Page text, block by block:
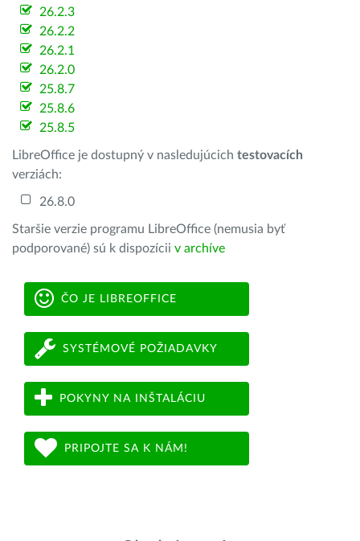
26.2.3
26.2.2
26.2.1
26.2.0
25.8.7
25.8.6
25.8.5
LibreOffice je dostupný v nasledujúcich testovacích
verziách:
26.8.0
Staršie verzie programu LibreOffice (nemusia byť
podporované) sú k dispozícii v archíve
ČO JE LIBREOFFICE
SYSTÉMOVÉ POŽIADAVKY
POKYNY NA INŠTALÁCIU
PRIPOJTE SA K NÁM!